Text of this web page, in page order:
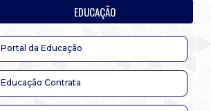
EDUCAÇÃO
Portal da Educação
Educação Contrata